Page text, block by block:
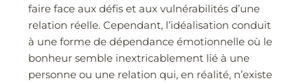
faire face aux défis et aux vulnérabilités d’une
relation réelle. Cependant, l’idéalisation conduit
à une forme de dépendance émotionnelle où le
bonheur semble inextricablement lié à une
personne ou une relation qui, en réalité, n’existe